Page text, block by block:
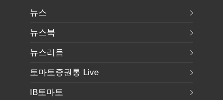
뉴스
뉴스북
뉴스리듬
토마토증권통 Live
IB토마토